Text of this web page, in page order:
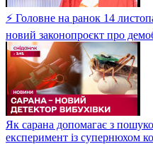
⚡ Головне на ранок 14
новий законопроєкт про
Як сарана допомагає з
експеримент із супернюхом